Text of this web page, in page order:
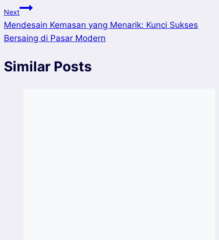
Next
Mendesain Kemasan yang Menarik: Kunci Sukses
Bersaing di Pasar Modern
Similar Posts